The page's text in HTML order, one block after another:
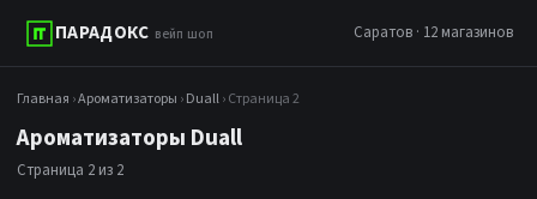
ПАРАДОКС вейп шоп Саратов · 12 магазинов
Главная ›Ароматизаторы ›Duall› Страница 2
Ароматизаторы Duall
Страница 2 из 2